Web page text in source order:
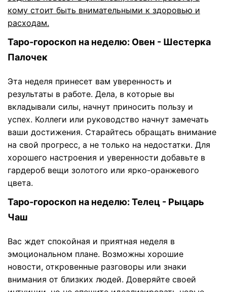
кому стоит быть внимательными к здоровью и
расходам.
Таро-гороскоп на неделю: Овен - Шестерка
Палочек
Эта неделя принесет вам уверенность и
результаты в работе. Дела, в которые вы
вкладывали силы, начнут приносить пользу и
успех. Коллеги или руководство начнут замечать
ваши достижения. Старайтесь обращать внимание
на свой прогресс, а не только на недостатки. Для
хорошего настроения и уверенности добавьте в
гардероб вещи золотого или ярко-оранжевого
цвета.
Таро-гороскоп на неделю: Телец - Рыцарь
Чаш
Вас ждет спокойная и приятная неделя в
эмоциональном плане. Возможны хорошие
новости, откровенные разговоры или знаки
внимания от близких людей. Доверяйте своей